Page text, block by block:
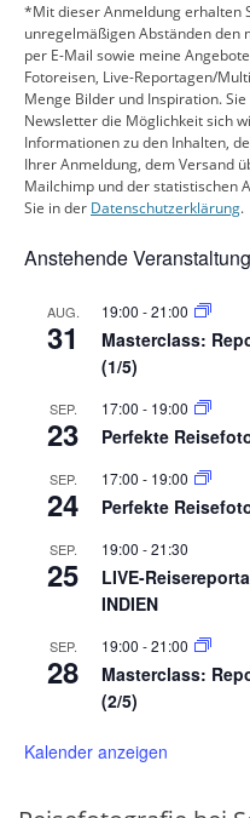
*Mit dieser Anmeldung erhalten
unregelmäßigen Abständen den
per E-Mail sowie meine
Fotoreisen, Live-Reportagen/
Menge Bilder und Inspiration.
Newsletter die Möglichkeit sich
Informationen zu den Inhalten,
Ihrer Anmeldung, dem Versand
Mailchimp und der statistischen
Sie in der Datenschutzerklärung.
Anstehende
AUG.
31
19:00 -21:00
Masterclass:
(1/5)
SEP.
23
17:00 - 19:00
Perfekte
SEP.
24
17:00 - 19:00
Perfekte
SEP.
25
19:00 -21:30
LIVE-
INDIEN
SEP.
28
19:00 -21:00
Masterclass:
(2/5)
Kalender anzeigen